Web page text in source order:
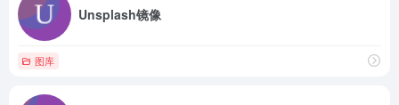
Unsplash镜像
图库